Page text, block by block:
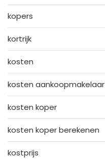
kopers
kortrijk
kosten
kosten aankoopmakelaar
kosten koper
kosten koper berekenen
kostprijs